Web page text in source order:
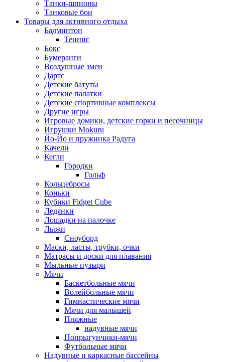
Танки-шпионы
Танковые бои
Товары для активного отдыха
Бадминтон
Теннис
Бокс
Бумеранги
Воздушные змеи
Дартс
Детские батуты
Детские палатки
Детские спортивные комплексы
Другие игры
Игровые домики, детские горки и песочницы
Игрушки Mokuru
Йо-Йо и пружинка Радуга
Качели
Кегли
Городки
Гольф
Кольцебросы
Коньки
Кубики Fidget Cube
Ледянки
Лошадки на палочке
Лыжи
Сноуборд
Маски, ласты, трубки, очки
Матрасы и доски для плавания
Мыльные пузыри
Мячи
Баскетбольные мячи
Волейбольные мячи
Гимнастические мячи
Мячи для малышей
Пляжные
надувные мячи
Попрыгунчики-мячи
Футбольные мячи
Надувные и каркасные бассейны